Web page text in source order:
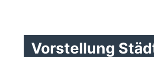
Vorstellung